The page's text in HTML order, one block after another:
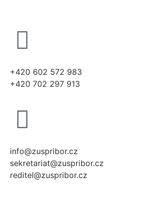
+420 602 572 983
+420 702 297 913
info@zuspribor.cz
sekretariat@zuspribor.cz
reditel@zuspribor.cz